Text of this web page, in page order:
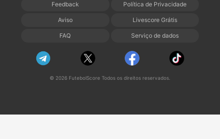
Feedback Política de Privacidade
Aviso Livescore Grátis
FAQ Serviço de dados
© 2026 FutebolScore Todos os direitos reservados.